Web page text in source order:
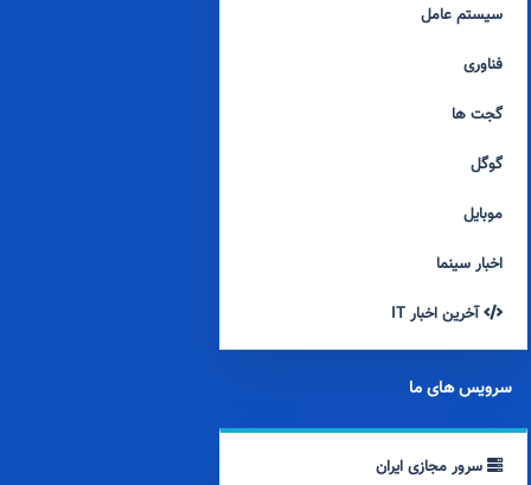
سیستم عامل
فناوری
گجت ها
گوگل
موبایل
اخبار سینما
آخرین اخبار IT
سرویس های ما
سرور مجازی ایران